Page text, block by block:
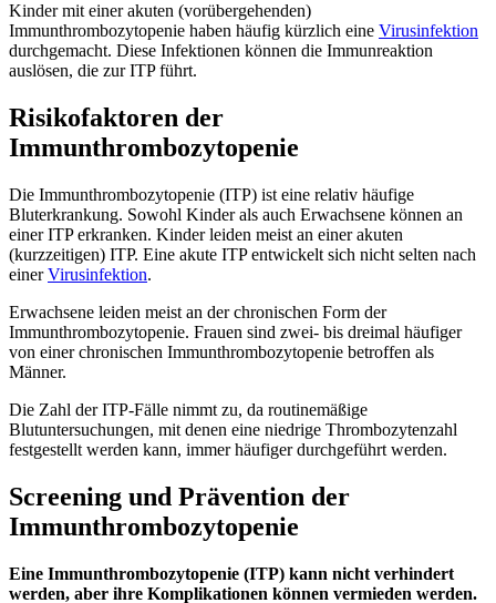
Kinder mit einer akuten (vorübergehenden)
Immunthrombozytopenie haben häufig kürzlich eine Virusinfektion
durchgemacht. Diese Infektionen können die Immunreaktion
auslösen, die zur ITP führt.
Risikofaktoren der
Immunthrombozytopenie
Die Immunthrombozytopenie (ITP) ist eine relativ häufige
Bluterkrankung. Sowohl Kinder als auch Erwachsene können an
einer ITP erkranken. Kinder leiden meist an einer akuten
(kurzzeitigen) ITP. Eine akute ITP entwickelt sich nicht selten nach
einerVirusinfektion.
Erwachsene leiden meist an der chronischen Form der
Immunthrombozytopenie. Frauen sind zwei- bis dreimal häufiger
von einer chronischen Immunthrombozytopenie betroffen als
Männer.
Die Zahl der ITP-Fälle nimmt zu, da routinemäßige
Blutuntersuchungen, mit denen eine niedrige Thrombozytenzahl
festgestellt werden kann, immer häufiger durchgeführt werden.
Screening und Prävention der
Immunthrombozytopenie
Eine Immunthrombozytopenie (ITP) kann nicht verhindert
werden, aber ihre Komplikationen können vermieden werden.